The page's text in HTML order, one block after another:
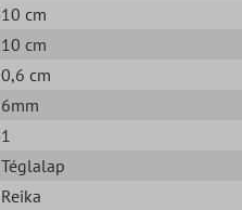
10 cm
10 cm
0,6 cm
6mm
1
Téglalap
Reika